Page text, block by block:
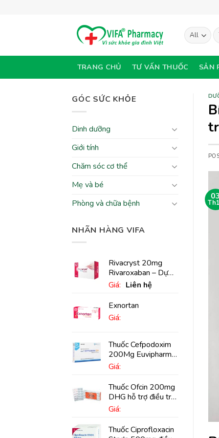
TRANG CHỦ TƯ VẤN THUỐC SẢN
GÓC SỨC KHỎE
Dinh dưỡng
Giới tính
Chăm sóc cơ thể
Mẹ và bé
Phòng và chữa bệnh
NHÃN HÀNG VIFA
Rivacryst 20mg
Rivaroxaban – Dự
phòng đột quỵ,
huyết khối tĩnh mạch
Giá: Liên hệ
Exnortan
Giá:
Thuốc Cefpodoxim
200Mg Euvipharm
điều trị nhiễm khuẩn
Giá:
Thuốc Ofcin 200mg
DHG hỗ trợ điều trị
viêm phế quản nặng
Giá:
Thuốc Ciprofloxacin
03